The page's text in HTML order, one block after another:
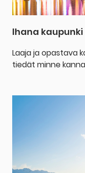
Ihana kaupunki
Laaja ja opastava
tiedät minne